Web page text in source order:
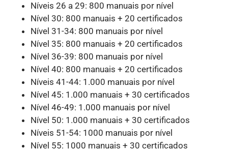
Níveis 26 a 29: 800 manuais por nível
Nível 30: 800 manuais + 20 certificados
Nível 31-34: 800 manuais por nível
Nível 35: 800 manuais + 20 certificados
Nível 36-39: 800 manuais por nível
Nível 40: 800 manuais + 20 certificados
Níveis 41-44: 1.000 manuais por nível
Nível 45: 1.000 manuais + 30 certificados
Nível 46-49: 1.000 manuais por nível
Nível 50: 1.000 manuais + 30 certificados
Níveis 51-54: 1000 manuais por nível
Nível 55: 1000 manuais + 30 certificados